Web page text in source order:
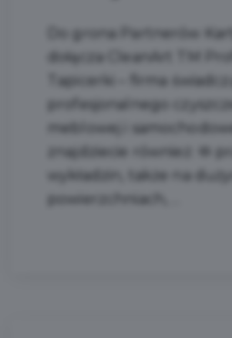
Do grona Partnerów
dołącza CleanArt TM
Tapicerki – firma
profesjonalnego
meblowej i
znajdziecie również: 🧼
wykładzin, także na
powierzchniach, ...